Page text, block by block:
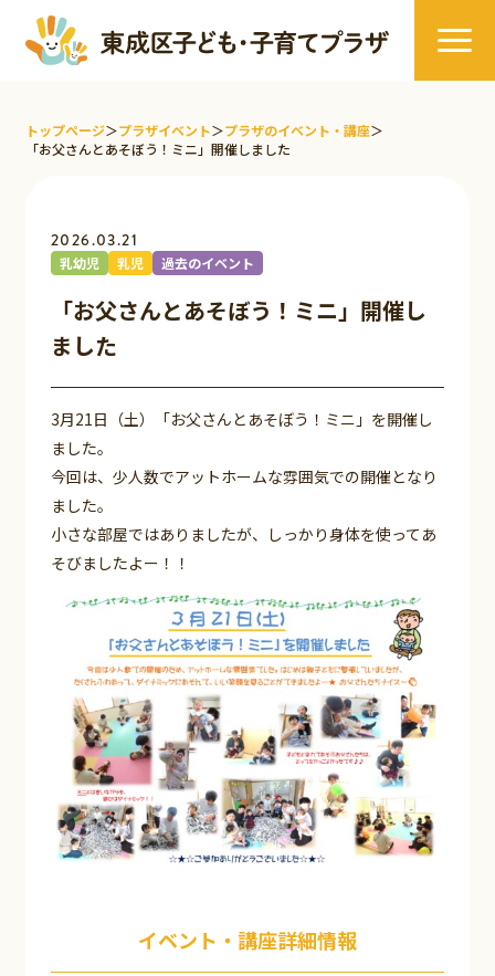
トップページ＞プラザイベント＞プラザのイベント・講座＞
「お父さんとあそぼう！ミニ」開催しました
2026.03.21
乳幼児 乳児 過去のイベント
「お父さんとあそぼう！ミニ」開催し
ました
3月21日（土）「お父さんとあそぼう！ミニ」を開催し
ました。
今回は、少人数でアットホームな雰囲気での開催となり
ました。
小さな部屋ではありましたが、しっかり身体を使ってあ
そびましたよー！！
イベント・講座詳細情報